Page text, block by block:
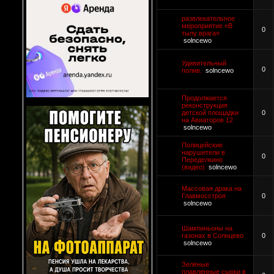
развлекательное
мероприятие «В
тылу врага»
solncewo
0
Удивительный
полив.
solncewo 0
Продолжается
реконструкция
детской площадки
на Авиаторов 12
solncewo
0
Полицейские
нарушители в
Переделкино
(видео) solncewo
0
Массовая драка на
Главмосстроя
solncewo
0
Шампиньоны на
газонах в Солнцево
solncewo
0
Зелёные
плавленные сырки в